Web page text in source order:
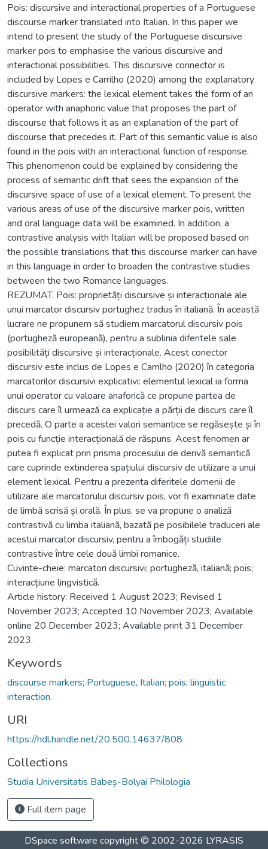
Pois: discursive and interactional properties of a Portuguese
discourse marker translated into Italian. In this paper we
intend to present the study of the Portuguese discursive
marker pois to emphasise the various discursive and
interactional possibilities. This discursive connector is
included by Lopes e Carrilho (2020) among the explanatory
discursive markers: the lexical element takes the form of an
operator with anaphoric value that proposes the part of
discourse that follows it as an explanation of the part of
discourse that precedes it. Part of this semantic value is also
found in the pois with an interactional function of response.
This phenomenon could be explained by considering the
process of semantic drift that sees the expansion of the
discursive space of use of a lexical element. To present the
various areas of use of the discursive marker pois, written
and oral language data will be examined. In addition, a
contrastive analysis with Italian will be proposed based on
the possible translations that this discourse marker can have
in this language in order to broaden the contrastive studies
between the two Romance languages.
REZUMAT. Pois: proprietăți discursive și interacționale ale
unui marcator discursiv portughez tradus în italiană. În această
lucrare ne propunem să studiem marcatorul discursiv pois
(portugheză europeană), pentru a sublinia diferitele sale
posibilități discursive și interacționale. Acest conector
discursiv este inclus de Lopes e Carrilho (2020) în categoria
marcatorilor discursivi explicativi: elementul lexical ia forma
unui operator cu valoare anaforică ce propune partea de
discurs care îl urmează ca explicație a părții de discurs care îl
precedă. O parte a acestei valori semantice se regăsește și în
pois cu funcție interacțională de răspuns. Acest fenomen ar
putea fi explicat prin prisma procesului de derivă semantică
care cuprinde extinderea spațiului discursiv de utilizare a unui
element lexical. Pentru a prezenta diferitele domenii de
utilizare ale marcatorului discursiv pois, vor fi examinate date
de limbă scrisă și orală. În plus, se va propune o analiză
contrastivă cu limba italiană, bazată pe posibilele traduceri ale
acestui marcator discursiv, pentru a îmbogăți studiile
contrastive între cele două limbi romanice.
Cuvinte-cheie: marcatori discursivi; portugheză, italiană; pois;
interacțiune lingvistică.
Article history: Received 1 August 2023; Revised 1
November 2023; Accepted 10 November 2023; Available
online 20 December 2023; Available print 31 December
2023.
Keywords
discourse markers; Portuguese, Italian; pois; linguistic
interaction.
URI
https://hdl.handle.net/20.500.14637/808
Collections
Studia Universitatis Babeș-Bolyai Philologia
Full item page
DSpace software copyright © 2002-2026 LYRASIS